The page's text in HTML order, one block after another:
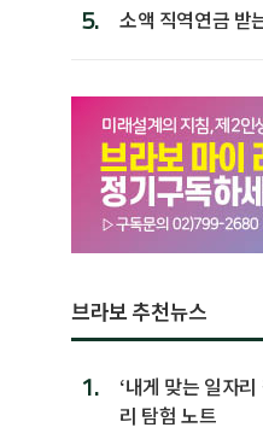
5.
소액 직역연금 받
브라보 추천뉴스
1.
‘내게 맞는 일자리
리 탐험 노트